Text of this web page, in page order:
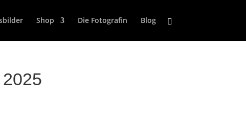
Shop Die Fotografin Blog